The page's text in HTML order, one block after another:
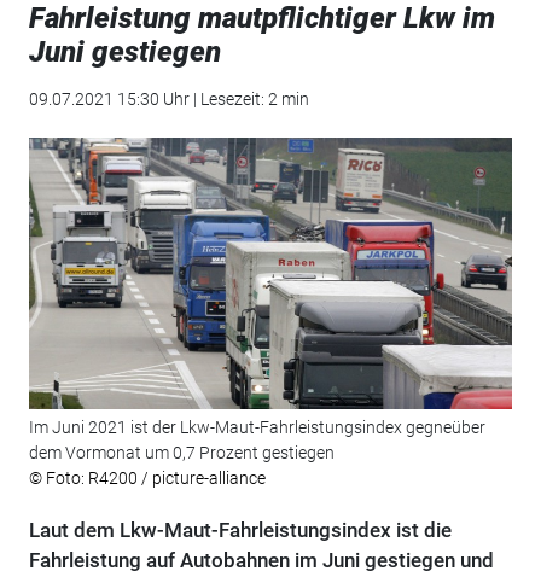
Fahrleistung mautpflichtiger Lkw im
Juni gestiegen
09.07.2021 15:30 Uhr | Lesezeit: 2 min
Im Juni 2021 ist der Lkw-Maut-Fahrleistungsindex gegneüber
dem Vormonat um 0,7 Prozent gestiegen
© Foto: R4200 / picture-alliance
Laut dem Lkw-Maut-Fahrleistungsindex ist die
Fahrleistung auf Autobahnen im Juni gestiegen und